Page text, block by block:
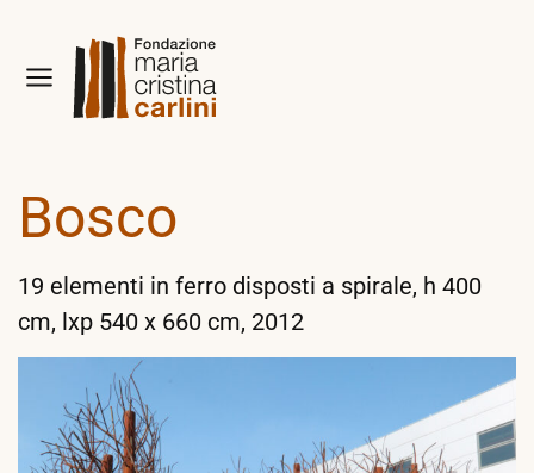
Bosco
19 elementi in ferro disposti a spirale, h 400
cm, lxp 540 x 660 cm, 2012